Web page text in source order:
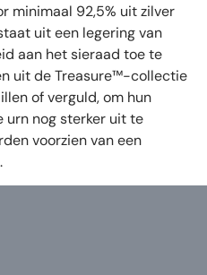
minimaal 92,5% uit zilver
uit een legering van
aan het sieraad toe te
uit de Treasure™-collectie
of verguld, om hun
urn nog sterker uit te
voorzien van een